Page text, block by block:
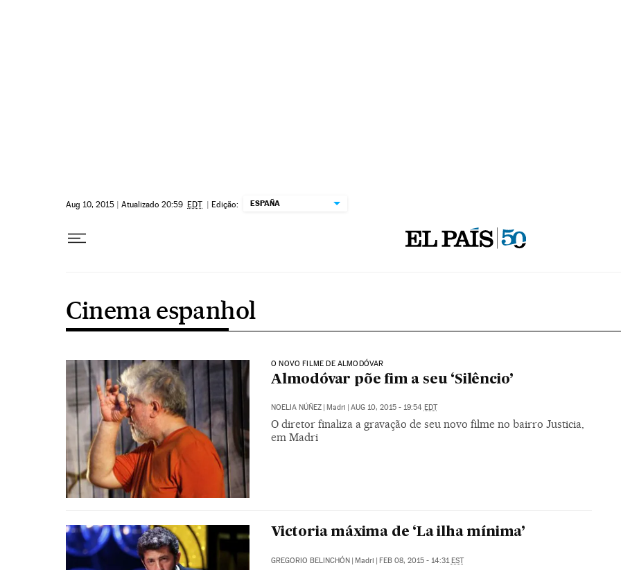
Aug 10, 2015 | Atualizado 20:59 EDT | Edição: ESPAÑA
Cinema espanhol
O NOVO FILME DE ALMODÓVAR
Almodóvar põe fim a seu ‘Silêncio’
NOELIA NÚÑEZ | Madri | AUG 10, 2015 - 19:54 EDT
O diretor finaliza a gravação de seu novo filme no bairro Justicia,
em Madri
Victoria máxima de ‘La ilha mínima’
GREGORIO BELINCHÓN Madri FEB 08, 2015 - 14:31 EST